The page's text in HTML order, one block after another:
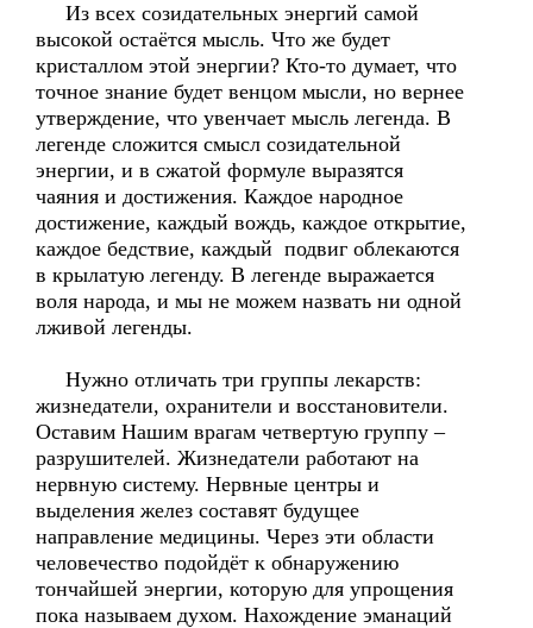
Из всех созидательных энергий самой
высокой остаётся мысль. Что же будет
кристаллом этой энергии? Кто-то думает, что
точное знание будет венцом мысли, но вернее
утверждение, что увенчает мысль легенда. В
легенде сложится смысл созидательной
энергии, и в сжатой формуле выразятся
чаяния и достижения. Каждое народное
достижение, каждый вождь, каждое открытие,
каждое бедствие, каждый подвиг облекаются
в крылатую легенду. В легенде выражается
воля народа, и мы не можем назвать ни одной
лживой легенды.
Нужно отличать три группы лекарств:
жизнедатели, охранители и восстановители.
Оставим Нашим врагам четвертую группу –
разрушителей. Жизнедатели работают на
нервную систему. Нервные центры и
выделения желез составят будущее
направление медицины. Через эти области
человечество подойдёт к обнаружению
тончайшей энергии, которую для упрощения
пока называем духом. Нахождение эманаций